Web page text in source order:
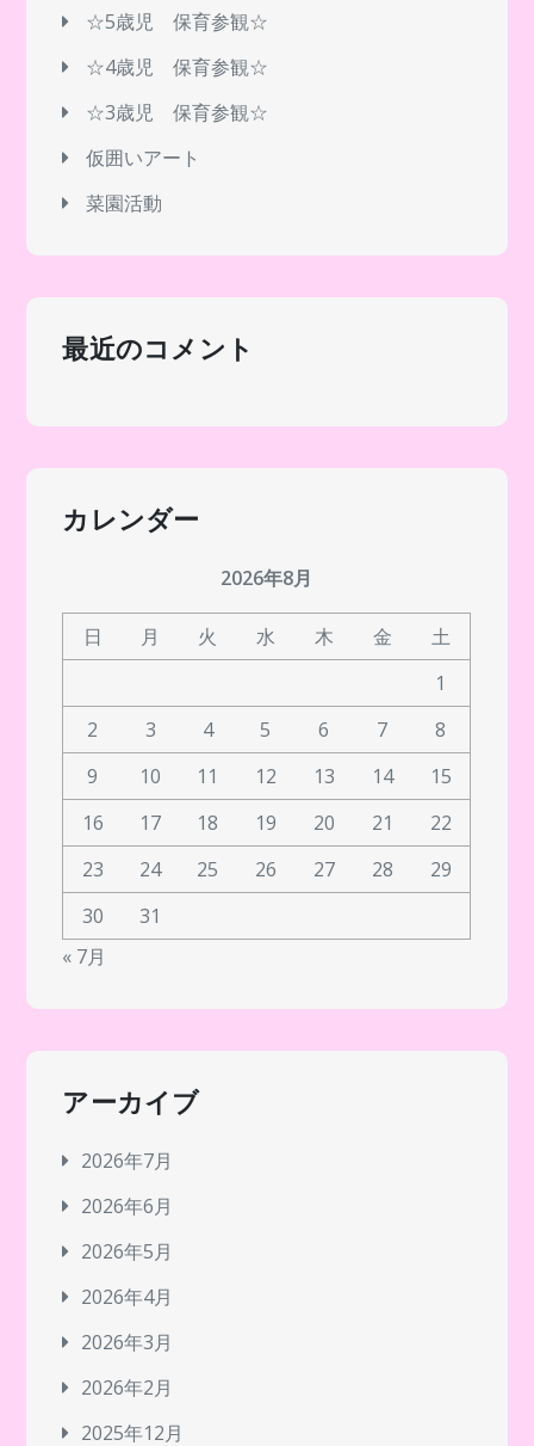
シ
ョ
ン
☆5歳児 保育参観☆
☆4歳児 保育参観☆
☆3歳児 保育参観☆
仮囲いアート
菜園活動
最近のコメント
カレンダー
2026年8月
日 月 火 水 木 金
土
1
2
3 4 5 6 7
8
9
10 11 12 13 14
15
16
17 18 19 20 21
22
23
24 25 26 27 28
29
30
31
« 7月
アーカイブ
2026年7月
2026年6月
2026年5月
2026年4月
2026年3月
2026年2月
2025年12月